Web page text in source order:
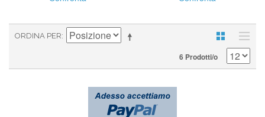
ORDINA PER
6 Prodotti/o